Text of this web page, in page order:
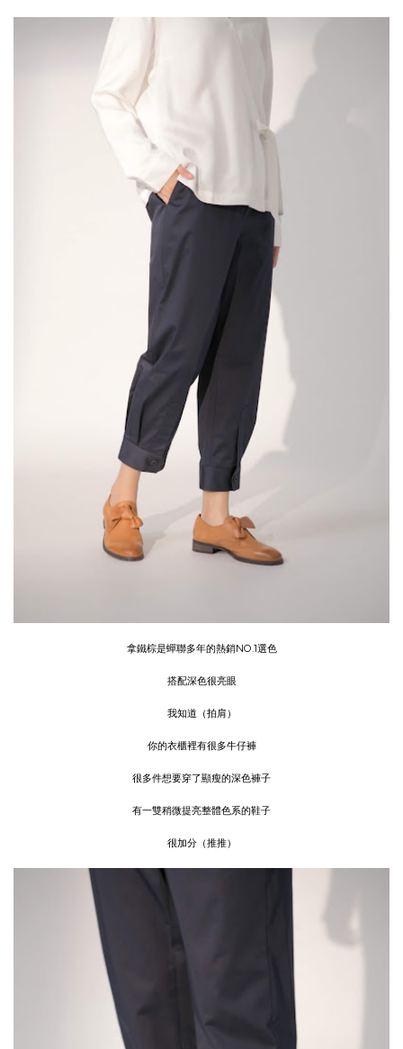
拿鐵棕是蟬聯多年的熱銷NO.1選色
搭配深色很亮眼
我知道（拍肩）
你的衣櫃裡有很多牛仔褲
很多件想要穿了顯瘦的深色褲子
有一雙稍微提亮整體色系的鞋子
很加分（推推）